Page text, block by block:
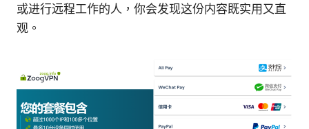
或进行远程工作的人，你会发现这份内容既实用又直
观。